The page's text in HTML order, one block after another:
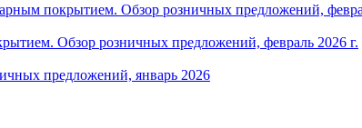
покрытием. Обзор розничных предложений,
Обзор розничных предложений, февраль 2026 г.
предложений, январь 2026